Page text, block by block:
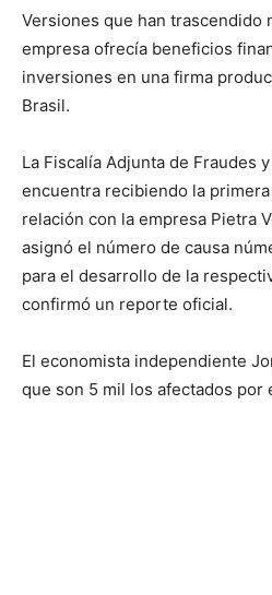
Versiones que han trascendido
empresa ofrecía beneficios
inversiones en una firma
Brasil.
La Fiscalía Adjunta de Fraudes
encuentra recibiendo la
relación con la empresa Pietra
asignó el número de causa
para el desarrollo de la
confirmó un reporte oficial.
El economista independiente
que son 5 mil los afectados por